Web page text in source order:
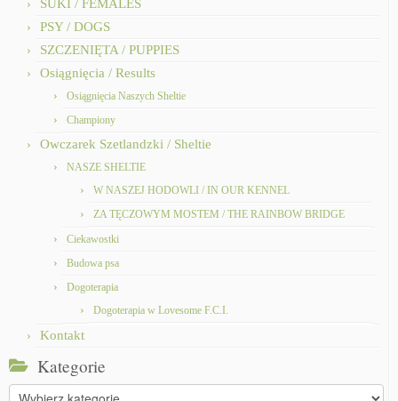
SUKI / FEMALES
PSY / DOGS
SZCZENIĘTA / PUPPIES
Osiągnięcia / Results
Osiągnięcia Naszych Sheltie
Championy
Owczarek Szetlandzki / Sheltie
NASZE SHELTIE
W NASZEJ HODOWLI / IN OUR KENNEL
ZA TĘCZOWYM MOSTEM / THE RAINBOW BRIDGE
Ciekawostki
Budowa psa
Dogoterapia
Dogoterapia w Lovesome F.C.I.
Kontakt
Kategorie
Kategorie